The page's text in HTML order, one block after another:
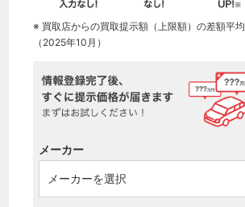
※ 買取店からの買取提示額（上限額）の差額平均
（2025年10月）
メーカー